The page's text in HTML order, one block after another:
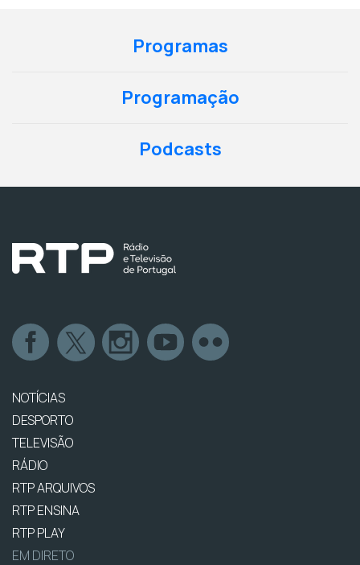
Programas
Programação
Podcasts
NOTÍCIAS
DESPORTO
TELEVISÃO
RÁDIO
RTP ARQUIVOS
RTP ENSINA
RTP PLAY
EM DIRETO